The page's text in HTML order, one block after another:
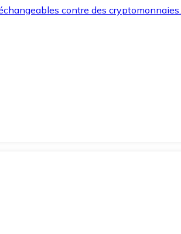
contre des cryptomonnaies.